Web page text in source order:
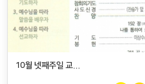
10월 넷째주일 교...